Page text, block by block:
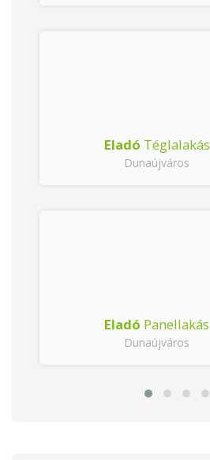
Eladó Téglalakás
Dunaújváros
Eladó Panellakás
Dunaújváros